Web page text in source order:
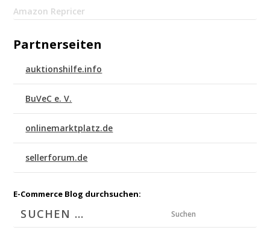
Amazon Repricer
Partnerseiten
auktionshilfe.info
BuVeC e. V.
onlinemarktplatz.de
sellerforum.de
E-Commerce Blog durchsuchen:
Suchen